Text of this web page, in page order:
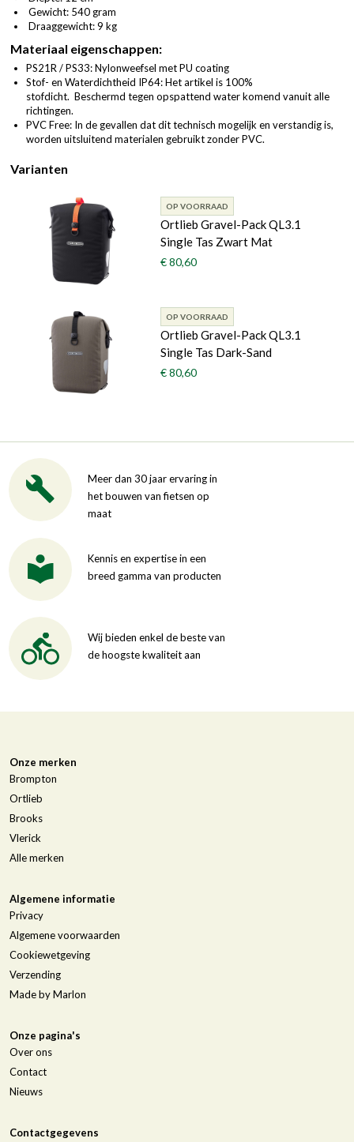
Gewicht: 540 gram
Draaggewicht: 9 kg
Materiaal eigenschappen:
PS21R / PS33: Nylonweefsel met PU coating
Stof- en Waterdichtheid IP64: Het artikel is 100%
stofdicht. Beschermd tegen opspattend water komend vanuit alle
richtingen.
PVC Free: In de gevallen dat dit technisch mogelijk en verstandig is,
worden uitsluitend materialen gebruikt zonder PVC.
Varianten
OP VOORRAAD
Ortlieb Gravel-Pack QL3.1
Single Tas Zwart Mat
€ 80,60
OP VOORRAAD
Ortlieb Gravel-Pack QL3.1
Single Tas Dark-Sand
€ 80,60
Meer dan 30 jaar ervaring in
het bouwen van fietsen op
maat
Kennis en expertise in een
breed gamma van producten
Wij bieden enkel de beste van
de hoogste kwaliteit aan
Onze merken
Brompton
Ortlieb
Brooks
Vlerick
Alle merken
Algemene informatie
Privacy
Algemene voorwaarden
Cookiewetgeving
Verzending
Made by Marlon
Onze pagina's
Over ons
Contact
Nieuws
Contactgegevens